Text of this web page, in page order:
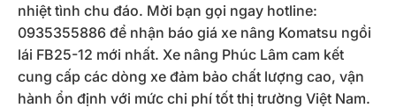
nhiệt tình chu đáo. Mời bạn gọi ngay hotline:
0935355886 để nhận báo giá xe nâng Komatsu ngồi
lái FB25-12 mới nhất. Xe nâng Phúc Lâm cam kết
cung cấp các dòng xe đảm bảo chất lượng cao, vận
hành ổn định với mức chi phí tốt thị trường Việt Nam.